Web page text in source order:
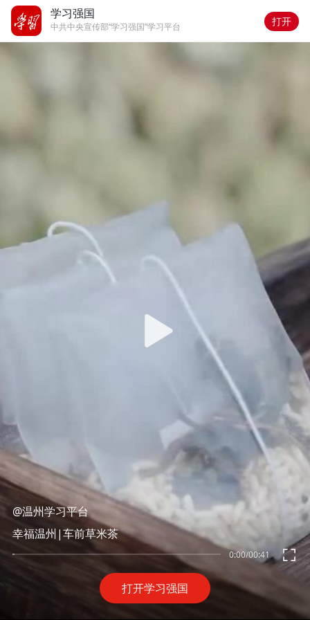
学习强国
中共中央宣传部“学习强国”学习平台 打开
打开学习强国
0:00/00:41
@温州学习平台
幸福温州|车前草米茶